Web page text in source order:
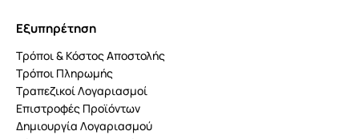
Εξυπηρέτηση
Τρόποι & Κόστος Αποστολής
Τρόποι Πληρωμής
Τραπεζικοί Λογαριασμοί
Επιστροφές Προϊόντων
Δημιουργία Λογαριασμού